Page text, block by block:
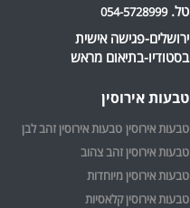
טל.054-5728999
ירושלים-פגישה אישית
בסטודיו-בתיאום מראש
טבעות אירוסין
טבעות אירוסין טבעות אירוסין זהב לבן
טבעות אירוסין זהב צהוב
טבעות אירוסין מיוחדות
טבעות אירוסין קלאסיות